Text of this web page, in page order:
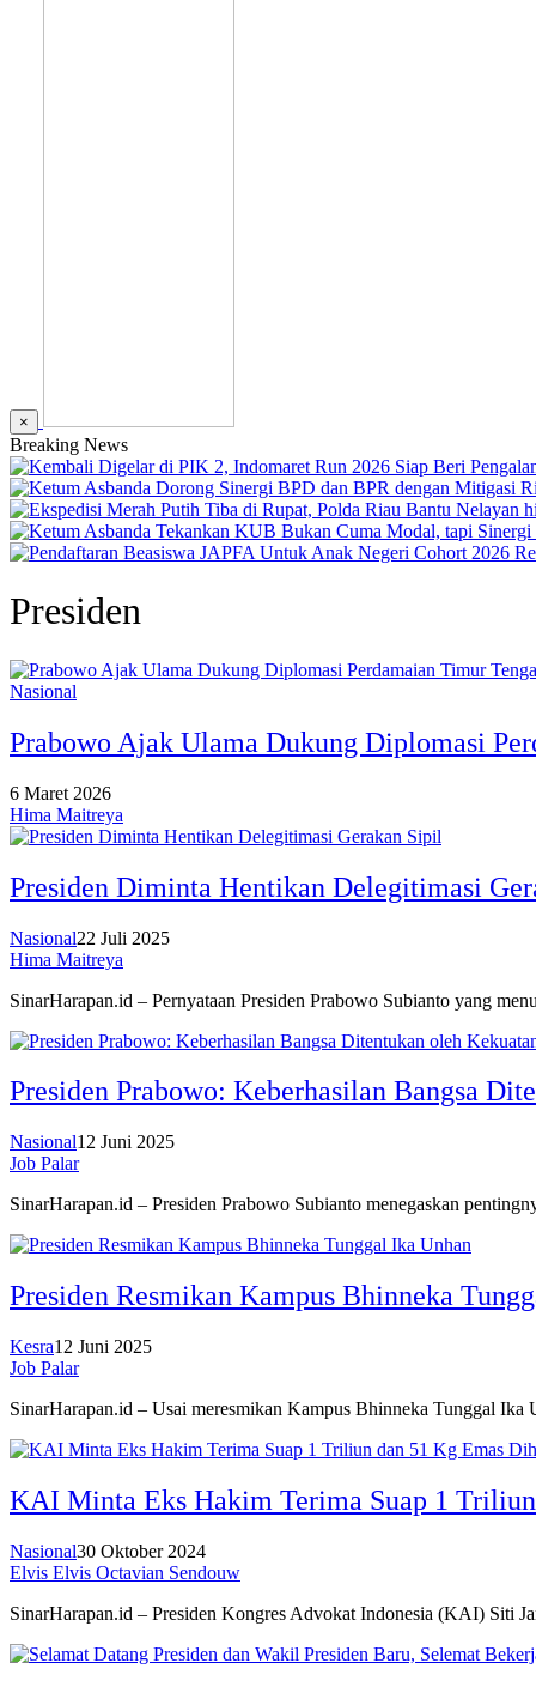
×
Breaking News
Presiden
Nasional
Prabowo Ajak Ulama Dukung Diplomasi
6 Maret 2026
Hima Maitreya
Presiden Diminta Hentikan Delegitimasi
Nasional22 Juli 2025
Hima Maitreya
SinarHarapan.id – Pernyataan Presiden Prabowo Subianto yang
Presiden Prabowo: Keberhasilan Bangsa
Nasional12 Juni 2025
Job Palar
SinarHarapan.id – Presiden Prabowo Subianto menegaskan
Presiden Resmikan Kampus Bhinneka
Kesra12 Juni 2025
Job Palar
SinarHarapan.id – Usai meresmikan Kampus Bhinneka Tunggal
KAI Minta Eks Hakim Terima Suap 1
Nasional30 Oktober 2024
Elvis Elvis Octavian Sendouw
SinarHarapan.id – Presiden Kongres Advokat Indonesia (KAI) Siti